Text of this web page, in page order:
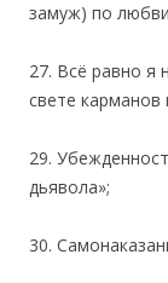
замуж) по
27. Всё равно я
свете карманов
29.
дьявола»;
30.